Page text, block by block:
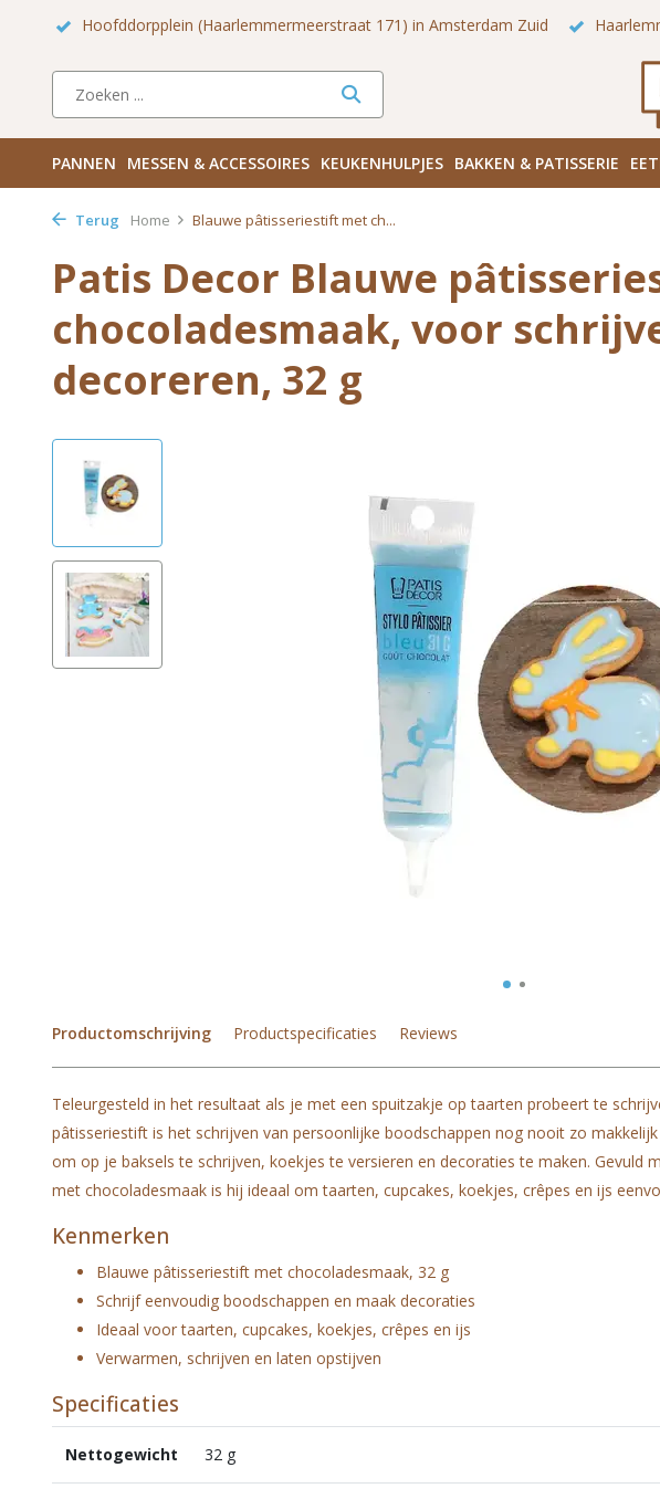
Hoofddorpplein (Haarlemmermeerstraat 171) in Amsterdam Zuid
PANNEN MESSEN & ACCESSOIRES KEUKENHULPJES BAKKEN & PATISSERIE
Terug Home Blauwe pâtisseriestift met ch...
Patis Decor Blauwe
chocoladesmaak, voor
decoreren, 32 g
Productomschrijving Productspecificaties Reviews
Teleurgesteld in het resultaat als je met een spuitzakje op taarten probeert te
pâtisseriestift is het schrijven van persoonlijke boodschappen nog nooit zo
om op je baksels te schrijven, koekjes te versieren en decoraties te maken. Gevuld
met chocoladesmaak is hij ideaal om taarten, cupcakes, koekjes, crêpes en ijs
Kenmerken
Blauwe pâtisseriestift met chocoladesmaak, 32 g
Schrijf eenvoudig boodschappen en maak decoraties
Ideaal voor taarten, cupcakes, koekjes, crêpes en ijs
Verwarmen, schrijven en laten opstijven
Specificaties
Nettogewicht 32 g